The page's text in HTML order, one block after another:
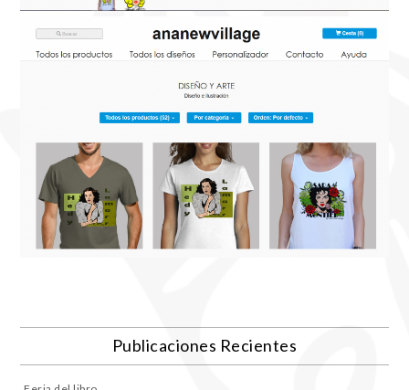
Publicaciones Recientes